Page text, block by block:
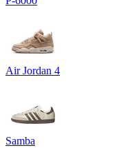
Air Jordan 4
Samba